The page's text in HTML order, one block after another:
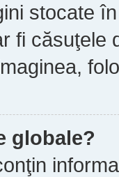
stocate
fi căsuţele
globale?